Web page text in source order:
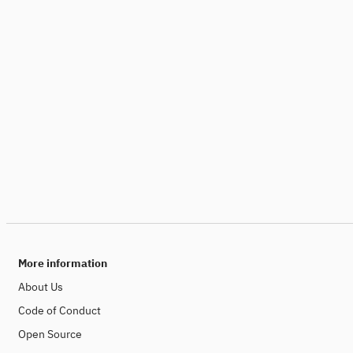
More information
About Us
Code of Conduct
Open Source